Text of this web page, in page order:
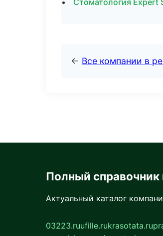
Стоматология Expert
← Все компании в
Полный справочник
Актуальный каталог
03223.ruufille.rukrasotata.ru